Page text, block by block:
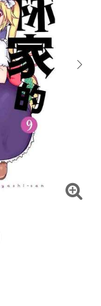
next